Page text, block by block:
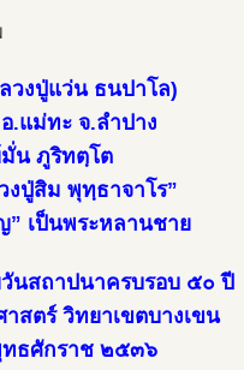
วงปู่แว่น ธนปาโล)
.แม่ทะ จ.ลำปาง
น ภูริทตฺโต
ปู่สิม พุทฺธาจาโร”
เป็นพระหลานชาย
สถาปนาครบรอบ ๕๐ ปี
สตร์ วิทยาเขตบางเขน
ธศักราช ๒๕๓๖